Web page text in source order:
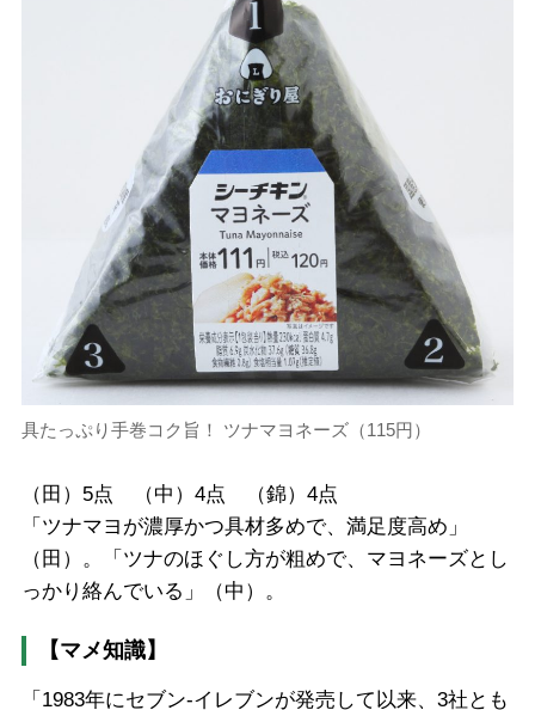
具たっぷり手巻コク旨！ ツナマヨネーズ（115円）
（田）5点 （中）4点 （錦）4点
「ツナマヨが濃厚かつ具材多めで、満足度高め」
（田）。「ツナのほぐし方が粗めで、マヨネーズとし
っかり絡んでいる」（中）。
【マメ知識】
「1983年にセブン-イレブンが発売して以来、3社とも